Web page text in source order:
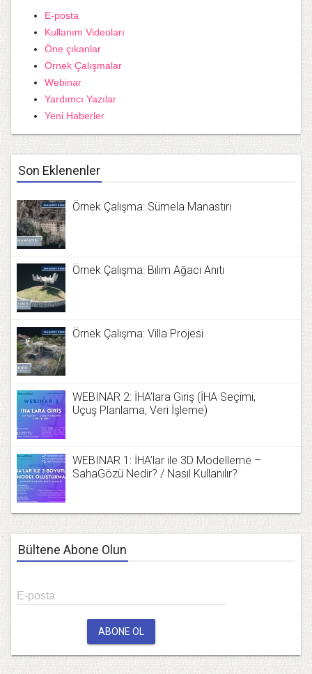
E-posta
Kullanım Videoları
Öne çıkanlar
Örnek Çalışmalar
Webinar
Yardımcı Yazılar
Yeni Haberler
Son Eklenenler
Örnek Çalışma: Sümela Manastırı
Örnek Çalışma: Bilim Ağacı Anıtı
Örnek Çalışma: Villa Projesi
WEBINAR 2: İHA’lara Giriş (İHA Seçimi,
Uçuş Planlama, Veri İşleme)
WEBINAR 1: İHA’lar ile 3D Modelleme –
SahaGözü Nedir? / Nasıl Kullanılır?
Bültene Abone Olun
E-posta
ABONE OL